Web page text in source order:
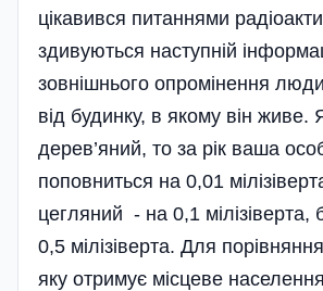
цікавився питаннями
здивуються наступній
зовнішнього опромінення
від будинку, в якому він
дерев’яний, то за рік ваша
поповниться на 0,01
цегляний - на 0,1 мілізіверта,
0,5 мілізіверта. Для
яку отримує місцеве